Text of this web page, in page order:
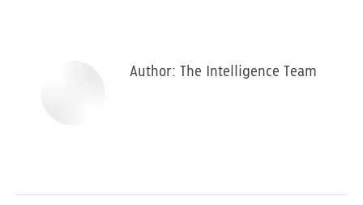
Author: The Intelligence Team